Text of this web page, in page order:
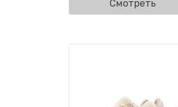
Смотреть